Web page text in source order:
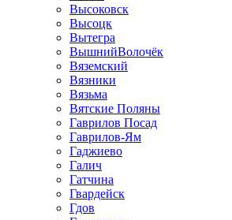
Высоковск
Высоцк
Вытегра
ВышнийВолочёк
Вяземский
Вязники
Вязьма
Вятские Поляны
Гаврилов Посад
Гаврилов-Ям
Гаджиево
Галич
Гатчина
Гвардейск
Гдов